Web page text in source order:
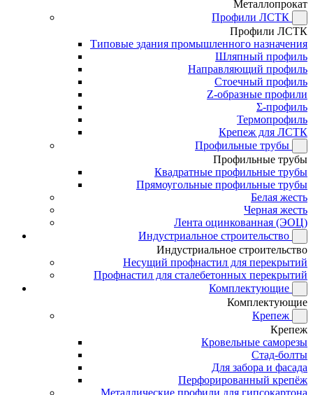
Металлопрокат
Профили ЛСТК
Профили ЛСТК
Типовые здания промышленного назначения
Шляпный профиль
Направляющий профиль
Стоечный профиль
Z-образные профили
Σ-профиль
Термопрофиль
Крепеж для ЛСТК
Профильные трубы
Профильные трубы
Квадратные профильные трубы
Прямоугольные профильные трубы
Белая жесть
Черная жесть
Лента оцинкованная (ЭОЦ)
Индустриальное строительство
Индустриальное строительство
Несущий профнастил для перекрытий
Профнастил для сталебетонных перекрытий
Комплектующие
Комплектующие
Крепеж
Крепеж
Кровельные саморезы
Стад-болты
Для забора и фасада
Перфорированный крепёж
Металлические профили для гипсокартона